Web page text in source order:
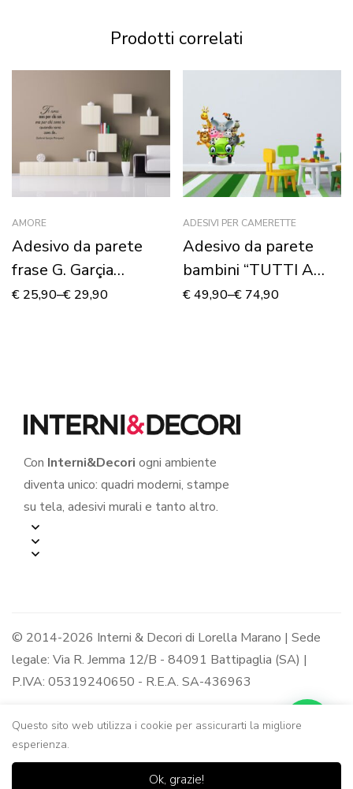
Prodotti correlati
AMORE
Adesivo da parete
frase G. Garçia
Marquez “TI AMO
€ 25,90–€ 29,90
ADESIVI PER CAMERETTE
Adesivo da parete
bambini “TUTTI A
BORDO!” – Adesivo
€49,90–€ 74,90
Con Interni&Decori ogni ambiente
diventa unico: quadri moderni, stampe
su tela, adesivi murali e tanto altro.
© 2014-2026 Interni & Decori di Lorella Marano | Sede
legale: Via R. Jemma 12/B - 84091 Battipaglia (SA) |
P.IVA: 05319240650 - R.E.A. SA-436963
Questo sito web utilizza i cookie per assicurarti la migliore
esperienza.
Ok, grazie!
0